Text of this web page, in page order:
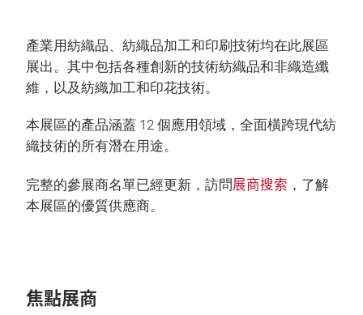
產業用紡織品、紡織品加工和印刷技術均在此展區
展出。其中包括各種創新的技術紡織品和非織造纖
維，以及紡織加工和印花技術。
本展區的產品涵蓋 12 個應用領域，全面橫跨現代紡
織技術的所有潛在用途。
完整的參展商名單已經更新，訪問展商搜索 ，了解
本展區的優質供應商。
焦點展商